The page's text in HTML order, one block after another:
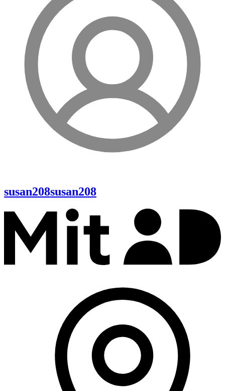
susan208susan208